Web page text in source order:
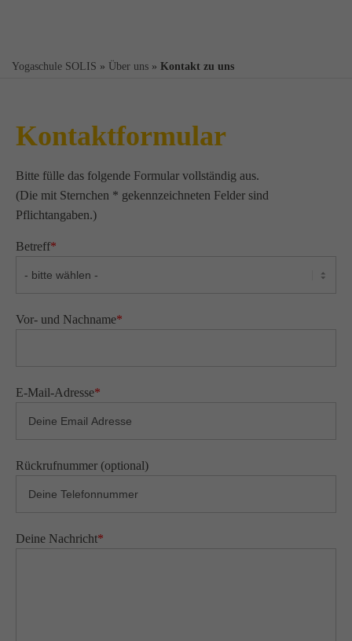
Yogaschule SOLIS » Über uns » Kontakt zu uns
Kontaktformular
Bitte fülle das folgende Formular vollständig aus.
(Die mit Sternchen * gekennzeichneten Felder sind
Pflichtangaben.)
Betreff*
Vor- und Nachname*
E-Mail-Adresse*
Rückrufnummer (optional)
Deine Nachricht*